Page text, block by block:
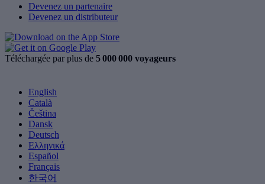
Devenez un partenaire
Devenez un distributeur
Téléchargée par plus de 5 000 000 voyageurs
English
Català
Čeština
Dansk
Deutsch
Ελληνικά
Español
Français
한국어